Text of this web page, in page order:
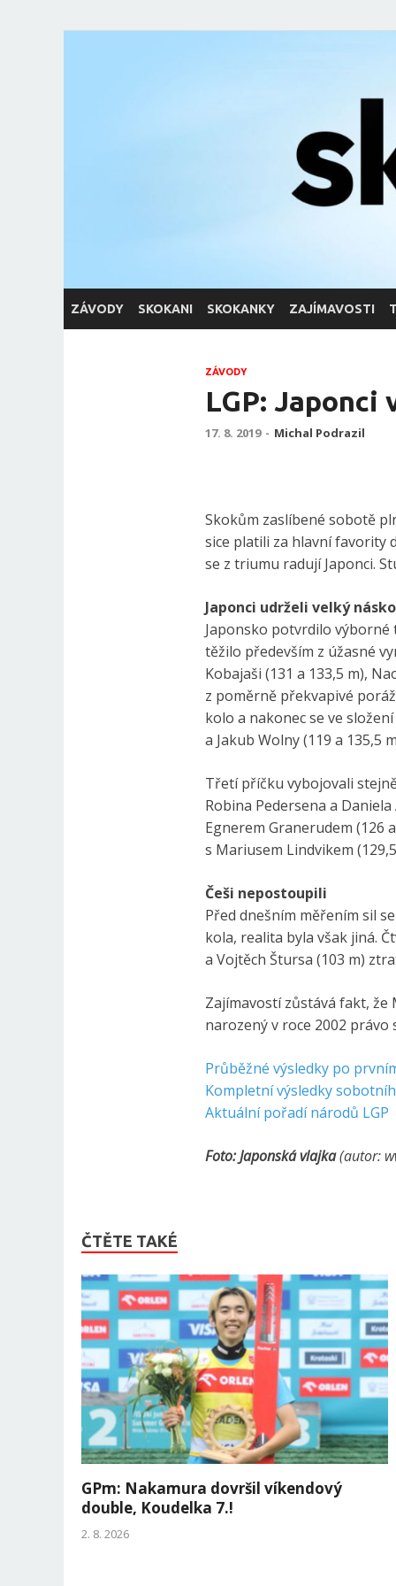
skoky.net
ZÁVODY SKOKANI SKOKANKY ZAJÍMAVOSTI
ZÁVODY
LGP: Japonci
17. 8. 2019 - Michal Podrazil
Skokům zaslíbené sobotě
sice platili za hlavní favority
se z triumu radují Japonci.
Japonci udrželi velký
Japonsko potvrdilo
těžilo především z úžasné
Kobajaši (131 a 133,5 m),
z poměrně překvapivé
kolo a nakonec se ve složení
a Jakub Wolny (119 a 135,5
Třetí příčku vybojovali
Robina Pedersena a
Egnerem Granerudem (126
s Mariusem Lindvikem
Češi nepostoupili
Před dnešním měřením sil
kola, realita byla však jiná.
a Vojtěch Štursa (103 m)
Zajímavostí zůstává fakt,
narozený v roce 2002
Průběžné výsledky po
Kompletní výsledky
Aktuální pořadí národů LGP
Foto: Japonská vlajka(autor:
ČTĚTE TAKÉ
GPm: Nakamura dovršil víkendový
double, Koudelka 7.!
2. 8. 2026